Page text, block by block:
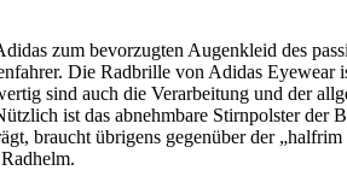
zum bevorzugten Augenkleid des
Die Radbrille von Adidas
sind auch die Verarbeitung und der
ist das abnehmbare Stirnpolster
braucht übrigens gegenüber der